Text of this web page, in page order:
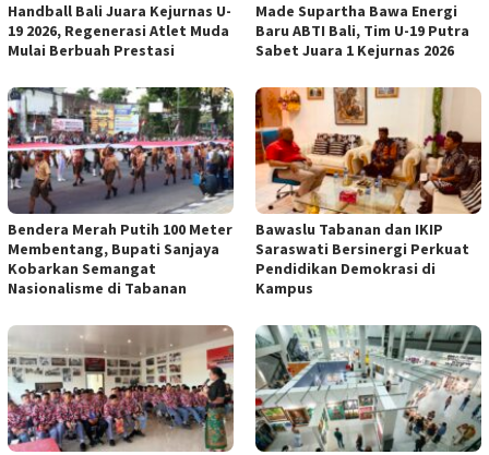
Handball Bali Juara Kejurnas U-
19 2026, Regenerasi Atlet Muda
Mulai Berbuah Prestasi
Made Supartha Bawa Energi
Baru ABTI Bali, Tim U-19 Putra
Sabet Juara 1 Kejurnas 2026
Bendera Merah Putih 100 Meter
Membentang, Bupati Sanjaya
Kobarkan Semangat
Nasionalisme di Tabanan
Bawaslu Tabanan dan IKIP
Saraswati Bersinergi Perkuat
Pendidikan Demokrasi di
Kampus